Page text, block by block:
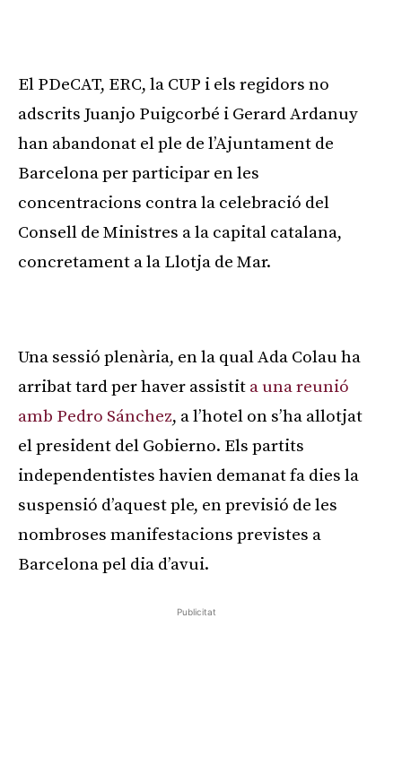
El PDeCAT, ERC, la CUP i els regidors no
adscrits Juanjo Puigcorbé i Gerard Ardanuy
han abandonat el ple de l’Ajuntament de
Barcelona per participar en les
concentracions contra la celebració del
Consell de Ministres a la capital catalana,
concretament a la Llotja de Mar.
Una sessió plenària, en la qual Ada Colau ha
arribat tard per haver assistit a una reunió
amb Pedro Sánchez, a l’hotel on s’ha allotjat
el president del Gobierno. Els partits
independentistes havien demanat fa dies la
suspensió d’aquest ple, en previsió de les
nombroses manifestacions previstes a
Barcelona pel dia d’avui.
Publicitat